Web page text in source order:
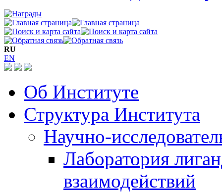
RU
EN
Об Институте
Структура Института
Научно-
Лаборатория
взаимодействий